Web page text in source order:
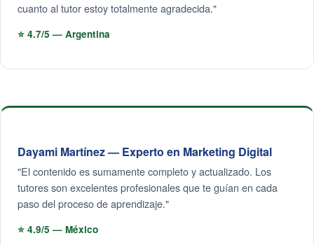
cuanto al tutor estoy totalmente agradecida."
⭐ 4.7/5 — Argentina
Dayami Martínez — Experto en Marketing Digital
"El contenido es sumamente completo y actualizado. Los
tutores son excelentes profesionales que te guían en cada
paso del proceso de aprendizaje."
⭐ 4.9/5 — México